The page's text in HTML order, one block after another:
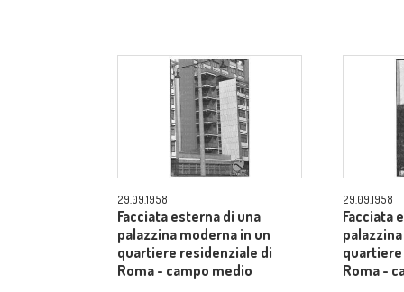
29.09.1958
Facciata esterna di una
palazzina moderna in un
quartiere residenziale di
Roma - campo medio
29.09.1958
Facciata
Roma -